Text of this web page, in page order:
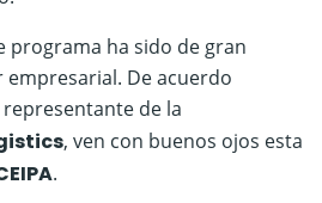
programa ha sido de gran
De acuerdo
representante de la
, ven con buenos ojos esta
.